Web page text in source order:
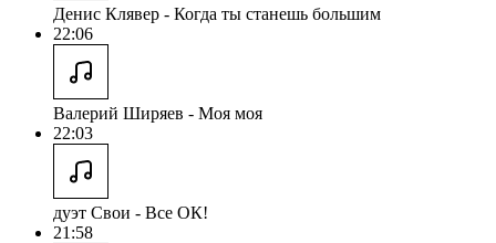
Денис Клявер - Когда ты станешь большим
22:06
Валерий Ширяев - Моя моя
22:03
дуэт Свои - Все ОК!
21:58